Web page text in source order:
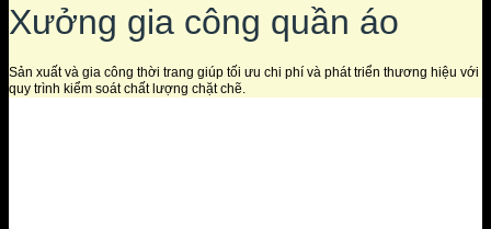
Xưởng gia công quần áo
Sản xuất và gia công thời trang giúp tối ưu chi phí và phát triển thương hiệu với
quy trình kiểm soát chất lượng chặt chẽ.